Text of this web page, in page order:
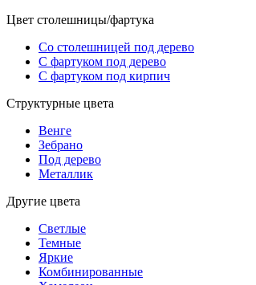
Цвет столешницы/фартука
Со столешницей под дерево
С фартуком под дерево
С фартуком под кирпич
Структурные цвета
Венге
Зебрано
Под дерево
Металлик
Другие цвета
Светлые
Темные
Яркие
Комбинированные